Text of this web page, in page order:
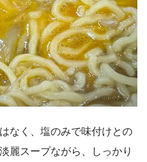
なく、塩のみで味付けとの
麗スープながら、しっかり